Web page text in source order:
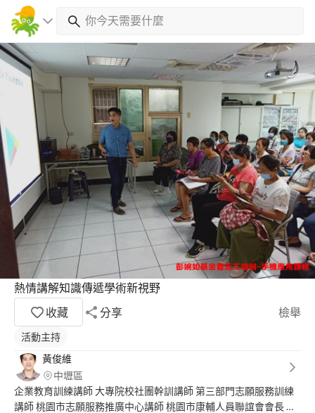
熱情講解知識傳遞學術新視野
收藏
分享 檢舉
活動主持
黃俊維
中壢區
企業教育訓練講師 大專院校社團幹訓講師 第三部門志願服務訓練
講師 桃園市志願服務推廣中心講師 桃園市康輔人員聯誼會會長 中